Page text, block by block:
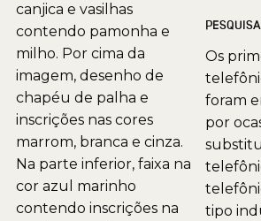
canjica e vasilhas
contendo pamonha e
milho. Por cima da
imagem, desenho de
chapéu de palha e
inscrições nas cores
marrom, branca e cinza.
Na parte inferior, faixa na
cor azul marinho
contendo inscrições na
Os
foram
por
tipo